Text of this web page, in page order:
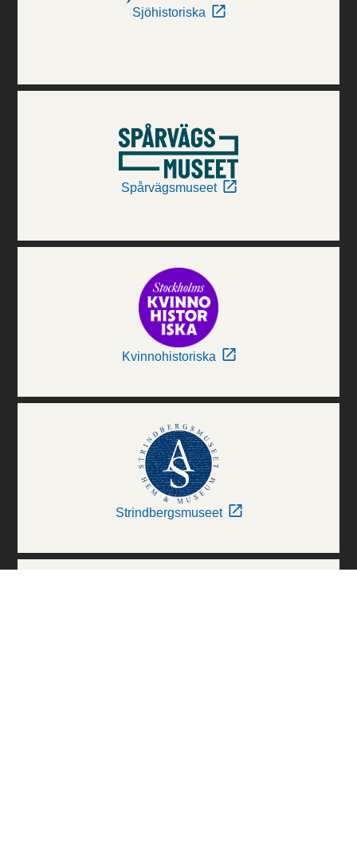
Sjöhistoriska
Spårvägsmuseet
Kvinnohistoriska
Strindbergsmuseet